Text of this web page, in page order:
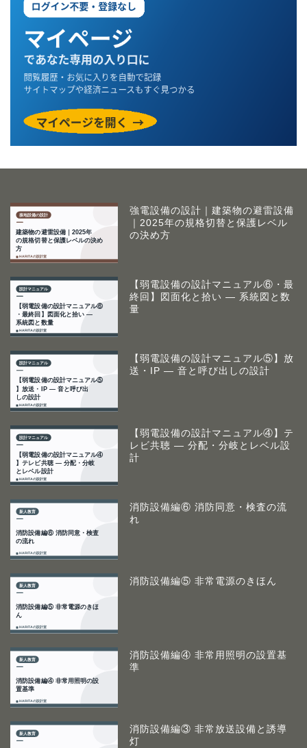
強電設備の設計｜建築物の避雷設備
｜2025年の規格切替と保護レベル
の決め方
【弱電設備の設計マニュアル⑥・最
終回】図面化と拾い ― 系統図と数
量
【弱電設備の設計マニュアル⑤】放
送・IP ― 音と呼び出しの設計
【弱電設備の設計マニュアル④】テ
レビ共聴 ― 分配・分岐とレベル設
計
消防設備編⑥ 消防同意・検査の流
れ
消防設備編⑤ 非常電源のきほん
消防設備編④ 非常用照明の設置基
準
消防設備編③ 非常放送設備と誘導
灯